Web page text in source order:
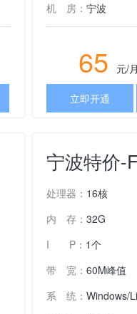
机 房： 宁波
65 元
立即开通
宁波特价-
处理器： 16核
内 存： 32G
I P： 1个
带 宽： 60M峰值
系 统： Windows/